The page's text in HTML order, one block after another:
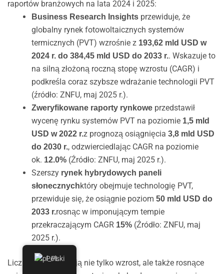
raportów branżowych na lata 2024 i 2025:
Business Research Insightsprzewiduje, że
globalny rynek fotowoltaicznych systemów
termicznych (PVT) wzrośnie z 193,62 mld USD w
2024 r. do 384,45 mld USD do 2033 r.. Wskazuje to
na silną złożoną roczną stopę wzrostu (CAGR) i
podkreśla coraz szybsze wdrażanie technologii PVT
(źródło: ZNFU, maj 2025 r.).
Zweryfikowane raporty rynkoweprzedstawił
wycenę rynku systemów PVT na poziomie 1,5 mld
USD w 2022 r.z prognozą osiągnięcia 3,8 mld USD
do 2030 r., odzwierciedlając CAGR na poziomie
ok. 12.0%(Źródło: ZNFU, maj 2025 r.).
Szerszy rynek hybrydowych paneli
słonecznychktóry obejmuje technologię PVT,
przewiduje się, że osiągnie poziom 50 mld USD do
2033 r.rosnąc w imponującym tempie
przekraczającym CAGR 15%(Źródło: ZNFU, maj
2025 r.).
Liczby te podkreślają nie tylko wzrost, ale także rosnące
Polski